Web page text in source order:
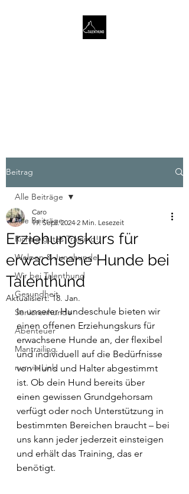
Beitrag
Alle Beiträge
Richtig gutes Training!
Welpen & Junghunde
Wir bei Talenthund
Gesundheit
Seniorenhunde
Abenteuer
Mantrailing
nur via Link
Alle Beiträge
Erziehungskurs für
erwachsene Hunde bei
Talenthund
Caro
19. Sept. 2024 2 Min. Lesezeit
Aktualisiert:18. Jan.
In unserer Hundeschule bieten wir
einen offenen Erziehungskurs für
erwachsene Hunde an, der flexibel
und individuell auf die Bedürfnisse
von Hund und Halter abgestimmt
ist. Ob dein Hund bereits über
einen gewissen Grundgehorsam
verfügt oder noch Unterstützung in
bestimmten Bereichen braucht – bei
uns kann jeder jederzeit einsteigen
und erhält das Training, das er
benötigt.